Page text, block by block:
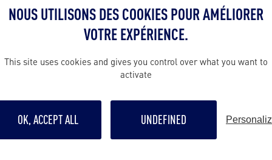
ALLEZ PLUS LOIN
NOUS UTILISONS DES COOKIES POUR AMÉLIORER
VOTRE EXPÉRIENCE.
This site uses cookies and gives you control over what you want to
activate
OK, ACCEPT ALL UNDEFINED